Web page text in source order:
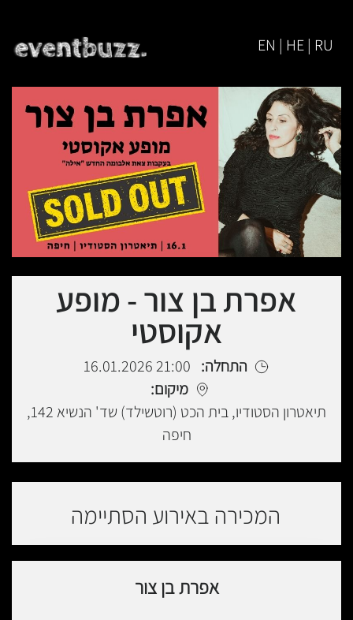
EN | HE | RU
אפרת בן צור - מופע
אקוסטי
התחלה: 21:00 16.01.2026
מיקום:
תיאטרון הסטודיו, בית הכט (רוטשילד) שד' הנשיא 142,
חיפה
המכירה באירוע הסתיימה
אפרת בן צור